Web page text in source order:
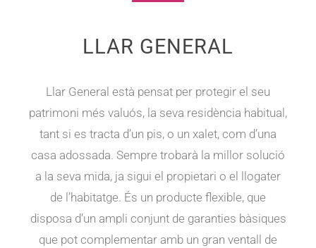
LLAR GENERAL
Llar General està pensat per protegir el seu
patrimoni més valuós, la seva residència habitual,
tant si es tracta d’un pis, o un xalet, com d’una
casa adossada. Sempre trobarà la millor solució
a la seva mida, ja sigui el propietari o el llogater
de l’habitatge. És un producte flexible, que
disposa d’un ampli conjunt de garanties bàsiques
que pot complementar amb un gran ventall de